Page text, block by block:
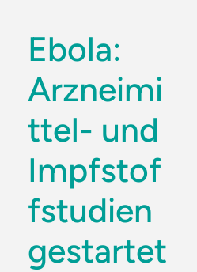
Ebola:
Arzneimi
ttel- und
Impfstof
fstudien
gestartet